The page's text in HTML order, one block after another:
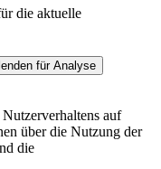
die aktuelle
für Analyse
auf
über die Nutzung der
die